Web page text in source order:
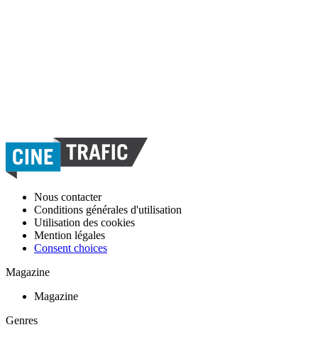
Nous contacter
Conditions générales d'utilisation
Utilisation des cookies
Mention légales
Consent choices
Magazine
Magazine
Genres